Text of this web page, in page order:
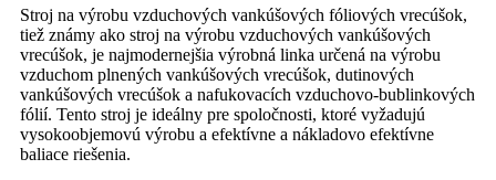
Stroj na výrobu vzduchových vankúšových fóliových vrecúšok,
tiež známy ako stroj na výrobu vzduchových vankúšových
vrecúšok, je najmodernejšia výrobná linka určená na výrobu
vzduchom plnených vankúšových vrecúšok, dutinových
vankúšových vrecúšok a nafukovacích vzduchovo-bublinkových
fólií. Tento stroj je ideálny pre spoločnosti, ktoré vyžadujú
vysokoobjemovú výrobu a efektívne a nákladovo efektívne
baliace riešenia.